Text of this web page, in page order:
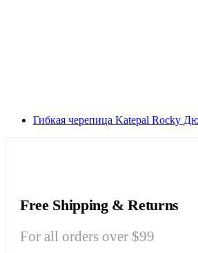
Гибкая черепица Katepal Rocky
Free Shipping & Returns
For all orders over $99